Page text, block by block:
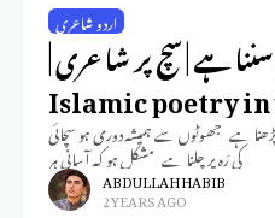
اردو شاعری
ہے | سچ پر شاعری |
Islamic poetry
ہے جھوٹوں سے ہمیشہ دوری ہو سچائی
کی رَہ پر چلنا ہے مشکل ہو کہ آسانی ہر
ABDULLAH HABIB
2 YEARS AGO